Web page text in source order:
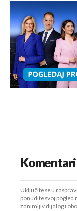
Komentari
Uključite se u
ponudite svoj
zanimljiv dijalog i